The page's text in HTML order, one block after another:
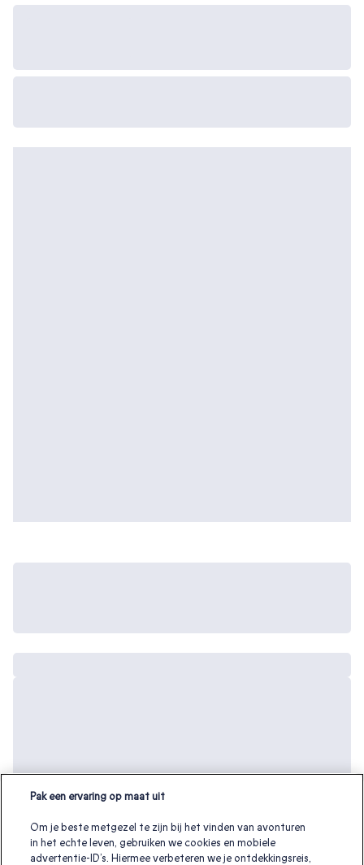
Pak een ervaring op maat uit
Om je beste metgezel te zijn bij het vinden van avonturen
in het echte leven, gebruiken we cookies en mobiele
advertentie-ID’s. Hiermee verbeteren we je ontdekkingsreis,